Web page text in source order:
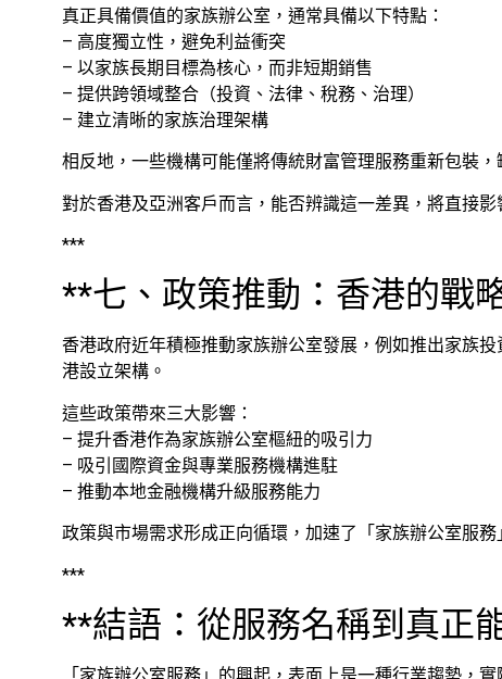
真正具備價值的家族辦公室，通常具備以下特點：
– 高度獨立性，避免利益衝突
– 以家族長期目標為核心，而非短期銷售
– 提供跨領域整合（投資、法律、稅務、治理）
– 建立清晰的家族治理架構
相反地，一些機構可能僅將傳統財富管理服務重新包裝，
對於香港及亞洲客戶而言，能否辨識這一差異，將直接
***
**七、政策推動：香港的戰
香港政府近年積極推動家族辦公室發展，例如推出家族
港設立架構。
這些政策帶來三大影響：
– 提升香港作為家族辦公室樞紐的吸引力
– 吸引國際資金與專業服務機構進駐
– 推動本地金融機構升級服務能力
政策與市場需求形成正向循環，加速了「家族辦公室服務
***
**結語：從服務名稱到真正